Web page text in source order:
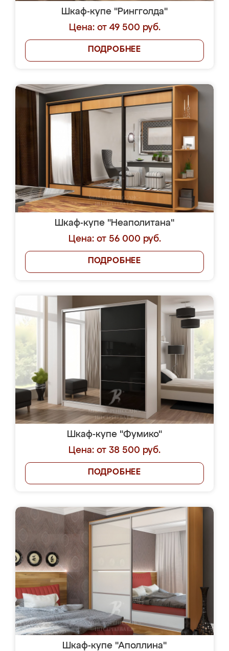
Шкаф-купе "Рингголда"
Цена: от 49 500 руб.
ПОДРОБНЕЕ
Шкаф-купе "Неаполитана"
Цена: от 56 000 руб.
ПОДРОБНЕЕ
Шкаф-купе "Фумико"
Цена: от 38 500 руб.
ПОДРОБНЕЕ
Шкаф-купе "Аполлина"